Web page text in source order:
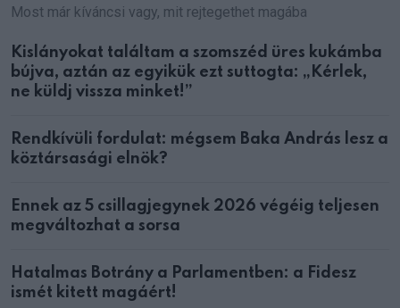
Most már kíváncsi vagy, mit rejtegethet magába
Kislányokat találtam a szomszéd üres kukámba
bújva, aztán az egyikük ezt suttogta: „Kérlek,
ne küldj vissza minket!”
Rendkívüli fordulat: mégsem Baka András lesz a
köztársasági elnök?
Ennek az 5 csillagjegynek 2026 végéig teljesen
megváltozhat a sorsa
Hatalmas Botrány a Parlamentben: a Fidesz
ismét kitett magáért!